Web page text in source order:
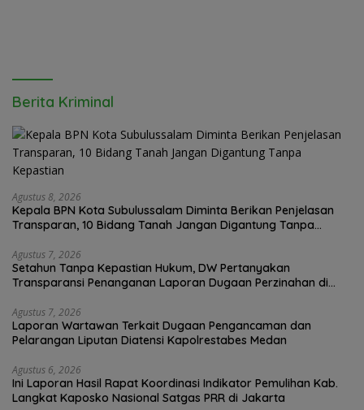
Berita Kriminal
Agustus 8, 2026
Kepala BPN Kota Subulussalam Diminta Berikan Penjelasan
Transparan, 10 Bidang Tanah Jangan Digantung Tanpa
Agustus 7, 2026
Setahun Tanpa Kepastian Hukum, DW Pertanyakan
Transparansi Penanganan Laporan Dugaan Perzinahan di
Agustus 7, 2026
Laporan Wartawan Terkait Dugaan Pengancaman dan
Pelarangan Liputan Diatensi Kapolrestabes Medan
Agustus 6, 2026
Ini Laporan Hasil Rapat Koordinasi Indikator Pemulihan Kab.
Langkat Kaposko Nasional Satgas PRR di Jakarta